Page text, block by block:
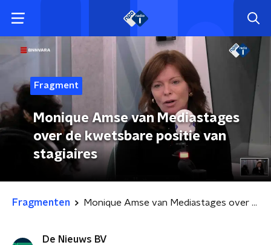
Fragment
Monique Amse van Mediastages
over de kwetsbare positie van
stagiaires
Fragmenten Monique Amse van Mediastages over de kwetsbare positie van stagiaires
De Nieuws BV